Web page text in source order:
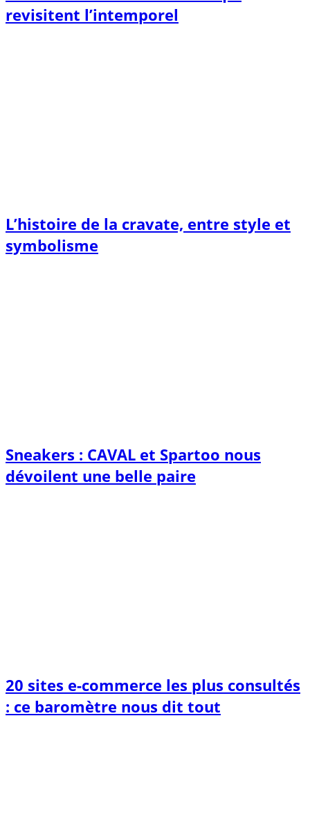
revisitent l’intemporel
L’histoire de la cravate, entre style et
symbolisme
Sneakers : CAVAL et Spartoo nous
dévoilent une belle paire
20 sites e-commerce les plus consultés
: ce baromètre nous dit tout